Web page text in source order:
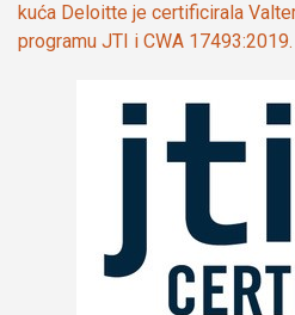
kuća Deloitte je certificirala
programu JTI i CWA 17493:2019.